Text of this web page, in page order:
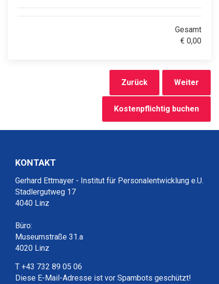
Gesamt
€ 0,00
Zurück Weiter
Kostenpflichtig buchen
KONTAKT
Gerhard Ettmayer - Institut für Personalentwicklung e.U.
Stadlergutweg 17
4040 Linz
Büro:
Museumstraße 31.a
4020 Linz
T +43 732 89 05 06
Diese E-Mail-Adresse ist vor Spambots geschützt!